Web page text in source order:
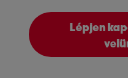
Lépjen